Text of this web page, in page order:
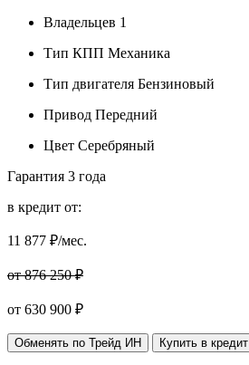
Владельцев 1
Тип КПП Механика
Тип двигателя Бензиновый
Привод Передний
Цвет Серебряный
Гарантия 3 года
в кредит от:
11 877 ₽/мес.
от 876 250 ₽
от 630 900 ₽
Обменять по Трейд ИН Купить в кредит